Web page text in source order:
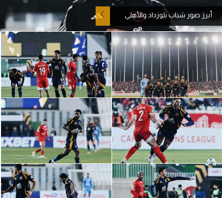
بطولات
أمريكا 2026
الدوري المصري
الدوري الإنجليزي الممتاز
الدوري الإسباني
الدوري الإيطالي
الدوري الألماني
الدوري الفرنسي
أبرز صور شباب بلوزداد والأهلي